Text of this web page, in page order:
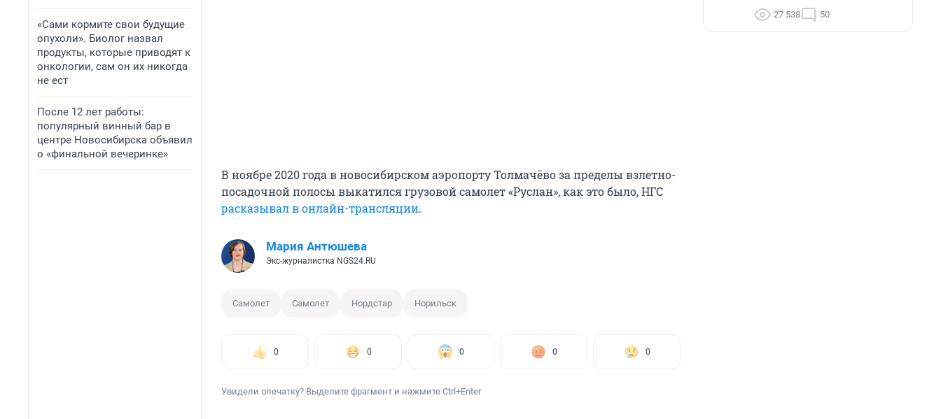
«Сами кормите свои будущие
опухоли». Биолог назвал
продукты, которые приводят к
онкологии, сам он их никогда
не ест
После 12 лет работы:
популярный винный бар в
центре Новосибирска объявил
о «финальной вечеринке»
В ноябре 2020 года в новосибирском аэропорту Толмачёво за пределы взлетно-
посадочной полосы выкатился грузовой самолет «Руслан», как это было, НГС
расказывал в онлайн-трансляции.
Мария Антюшева
Экс-журналистка NGS24.RU
Самолет Самолет Нордстар Норильск
0 0 0 0 0
Увидели опечатку? Выделите фрагмент и нажмите Ctrl+Enter
27 538 50